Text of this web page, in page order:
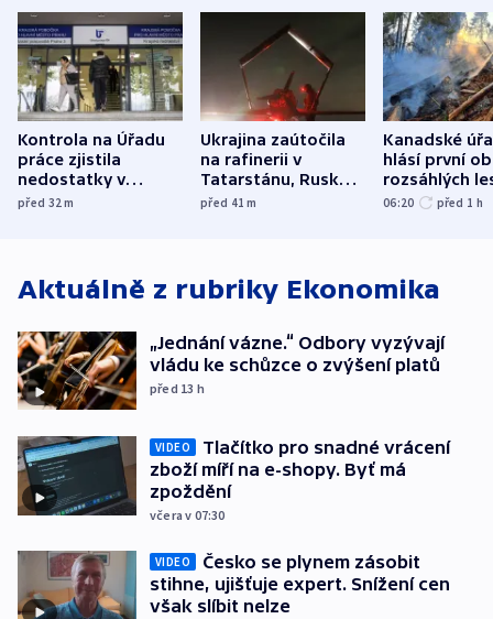
Kontrola na Úřadu
práce zjistila
nedostatky v
účetnictví za 5,6
před 32m
Ukrajina zaútočila
na rafinerii v
Tatarstánu, Rusko
bombardovalo
před 41m
Kanadské
hlásí první
rozsáhlých
požárů
06:20 před 1 h
Aktuálně z rubriky Ekonomika
„Jednání vázne.“ Odbory vyzývají
vládu ke schůzce o zvýšení platů
před 13 h
VIDEO
Tlačítko pro snadné vrácení
zboží míří na e-shopy. Byť má
zpoždění
včera v 07:30
VIDEO
Česko se plynem zásobit
stihne, ujišťuje expert. Snížení cen
však slíbit nelze